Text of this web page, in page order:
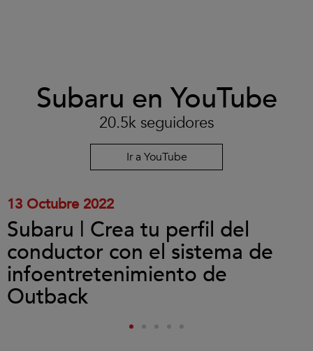
Subaru en YouTube
20.5k seguidores
Ir a YouTube
aceptar
13 Octubre 2022
Subaru | Crea tu perfil del
conductor con el sistema de
infoentretenimiento de
Outback